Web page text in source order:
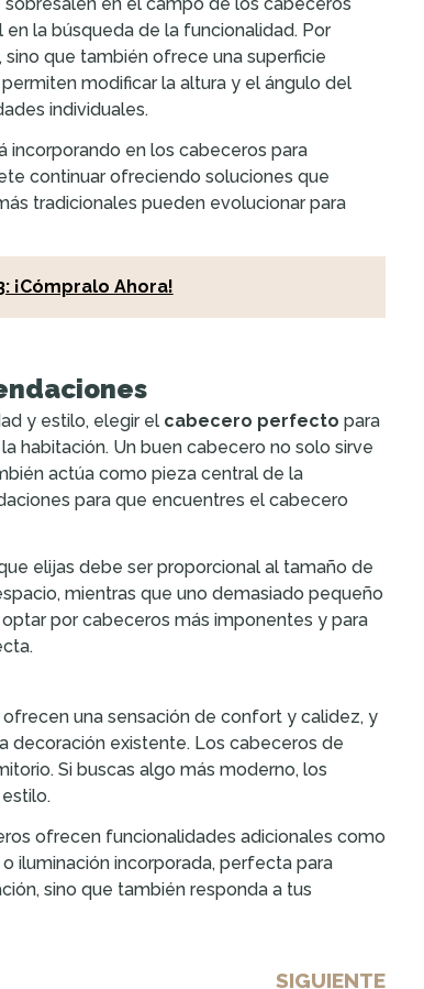
la búsqueda de la funcionalidad. Por
que también ofrece una superficie
modificar la altura y el ángulo del
individuales.
incorporando en los cabeceros para
continuar ofreciendo soluciones que
tradicionales pueden evolucionar para
¡Cómpralo Ahora!
y estilo, elegir el cabecero perfecto para
habitación. Un buen cabecero no solo sirve
actúa como pieza central de la
para que encuentres el cabecero
elijas debe ser proporcional al tamaño de
mientras que uno demasiado pequeño
por cabeceros más imponentes y para
ofrecen una sensación de confort y calidez, y
decoración existente. Los cabeceros de
Si buscas algo más moderno, los
ofrecen funcionalidades adicionales como
iluminación incorporada, perfecta para
sino que también responda a tus
SIGUIENTE